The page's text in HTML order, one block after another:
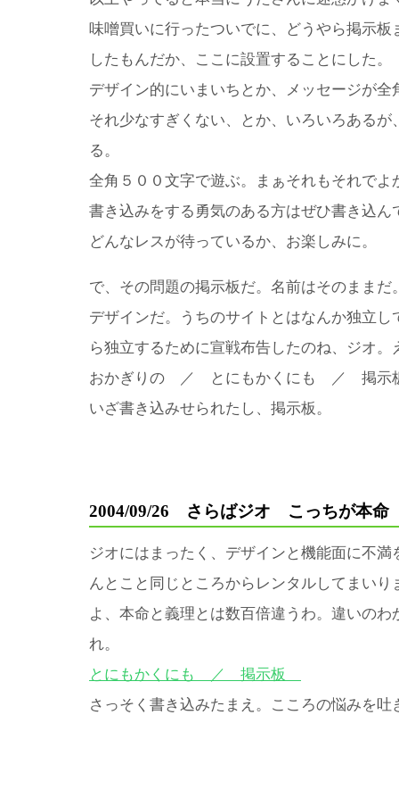
味噌買いに行ったついでに、どうやら掲示板
したもんだか、ここに設置することにした。
デザイン的にいまいちとか、メッセージが全
それ少なすぎくない、とか、いろいろあるが
る。
全角５００文字で遊ぶ。まぁそれもそれでよ
書き込みをする勇気のある方はぜひ書き込ん
どんなレスが待っているか、お楽しみに。
で、その問題の掲示板だ。名前はそのままだ
デザインだ。うちのサイトとはなんか独立し
ら独立するために宣戦布告したのね、ジオ。
おかぎりの ／ とにもかくにも ／ 掲示
いざ書き込みせられたし、掲示板。
2004/09/26 さらばジオ こっちが本
ジオにはまったく、デザインと機能面に不満
んとこと同じところからレンタルしてまいり
よ、本命と義理とは数百倍違うわ。違いのわ
れ。
とにもかくにも ／ 掲示板
さっそく書き込みたまえ。こころの悩みを吐